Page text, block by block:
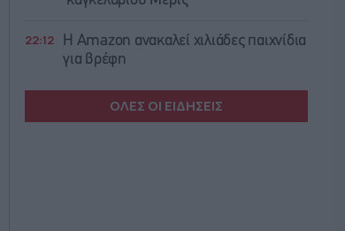
22:12
Η Amazon ανακαλεί χιλιάδες παιχνίδια
για βρέφη
ΟΛΕΣ ΟΙ ΕΙΔΗΣΕΙΣ